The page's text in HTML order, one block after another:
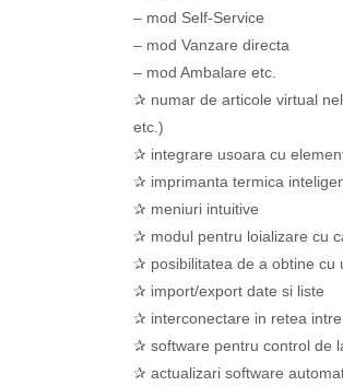
– mod Self-Service
– mod Vanzare directa
– mod Ambalare etc.
✰ numar de articole virtual
etc.)
✰ integrare usoara cu
✰ imprimanta termica
✰ meniuri intuitive
✰ modul pentru loializare cu
✰ posibilitatea de a obtine cu
✰ import/export date si liste
✰ interconectare in retea
✰ software pentru control de
✰ actualizari software